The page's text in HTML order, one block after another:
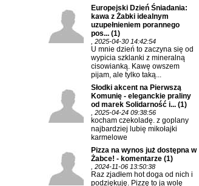
Europejski Dzień Śniadania:
kawa z Żabki idealnym
uzupełnieniem porannego
pos... (1)
, 2025-04-30 14:42:54
U mnie dzień to zaczyna się od
wypicia szklanki z mineralną
cisowianką. Kawę owszem
pijam, ale tylko taką...
Słodki akcent na Pierwszą
Komunię - eleganckie praliny
od marek Solidarność i... (1)
, 2025-04-24 09:38:56
kocham czekoladę. z goplany
najbardziej lubię mikołajki
karmelowe
Pizza na wynos już dostępna w
Żabce! - komentarze (1)
, 2024-11-06 13:50:38
Raz zjadłem hot doga od nich i
podziękuję. Pizzę to ja wolę